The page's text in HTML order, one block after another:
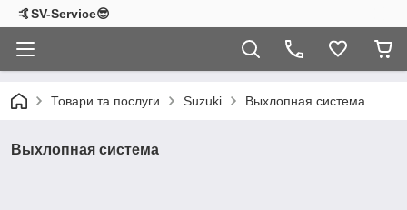
🤙SV-Service😎
Товари та послуги Suzuki Выхлопная система
Выхлопная система